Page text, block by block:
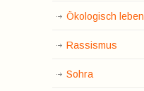
Ökologisch leben
Rassismus
Sohra